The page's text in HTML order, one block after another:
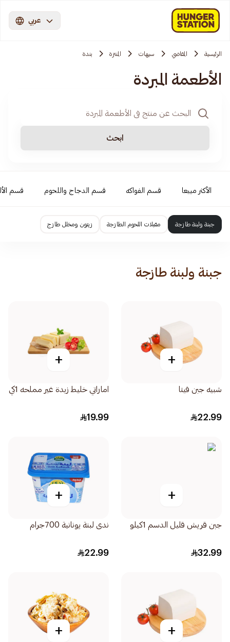
عربي
الرئيسية المقاضي سيهات المنتزة بندة
الأطعمة المبردة
ابحث
الأكثر مبيعا قسم الفواكه قسم الدجاج واللحوم قسم
جبنة ولبنة طازجة مقبلات اللحوم الطازجة زيتون ومخلل طازج
جبنة ولبنة طازجة
+
شبيه جبن فيتا
22.99
+
اماراتي خليط زبدة غير مملحه 1كي
19.99
+
جبن قريش قليل الدسم 1كيلو
32.99
+
ندى لبنة يونانية 700جرام
22.99
+
+